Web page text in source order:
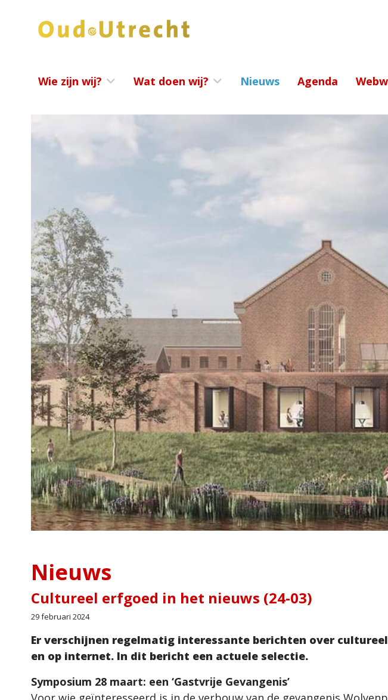
Wie zijn wij? Wat doen wij? Nieuws Agenda
Nieuws
Cultureel erfgoed in het nieuws (24-03)
29 februari 2024
Er verschijnen regelmatig interessante berichten over
en op internet. In dit bericht een actuele selectie.
Symposium 28 maart: een ‘Gastvrije Gevangenis’